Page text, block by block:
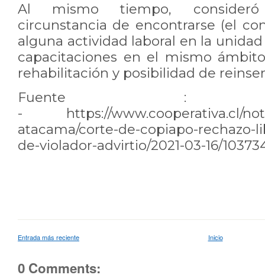
Al mismo tiempo,
circunstancia de encontrarse (el
alguna actividad laboral en la
capacitaciones en el mismo
rehabilitación y posibilidad de
Fuente :
- https://www.cooperativa.cl/
atacama/corte-de-copiapo-rechazo-
de-violador-advirtio/2021-03-16/
Entrada más reciente Inicio
0 Comments: